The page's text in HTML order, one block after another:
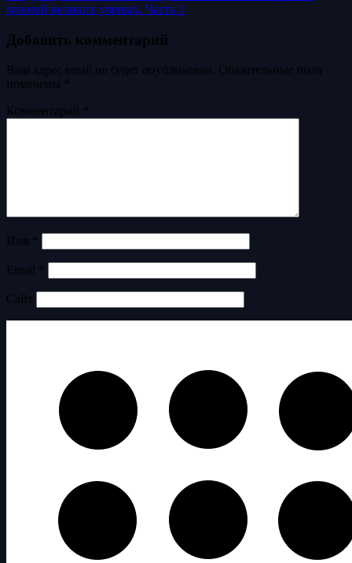
мнений великих учёных. Часть 1
Добавить комментарий
Ваш адрес email не будет опубликован.
Обязательные поля
помечены
Комментарий
Имя
Email
Сайт